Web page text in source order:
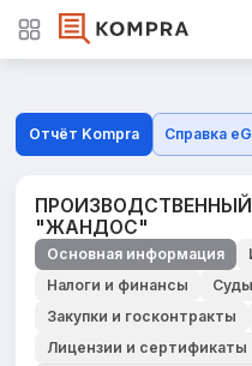
Отчёт Kompra Справка
"ЖАНДОС"
Основная информация
Налоги и финансы
Суды
Закупки и госконтракты
Лицензии и сертификаты